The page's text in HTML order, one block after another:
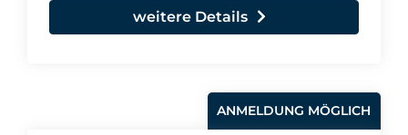
weitere Details
ANMELDUNG MÖGLICH